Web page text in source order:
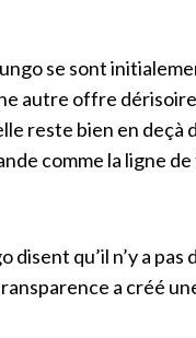
se sont
autre offre
reste bien en
comme la ligne
disent qu’il n’y a
a créé